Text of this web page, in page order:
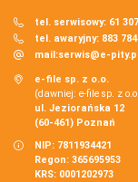
tel. serwisowy: 61
tel. awaryjny: 883
mail:serwis@e-
e-file sp. z o.o.
(dawniej: e-file sp. z
ul. Jeziorańska 12
(60-461) Poznań
NIP: 7811934421
Regon: 365695953
KRS: 0001202973